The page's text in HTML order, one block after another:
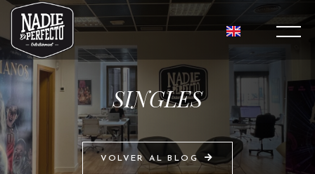
SINGLES
VOLVER AL BLOG